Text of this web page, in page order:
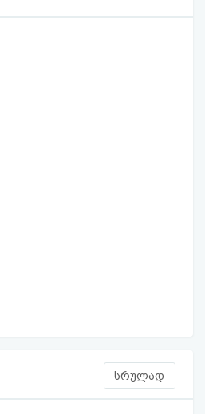
სრულად